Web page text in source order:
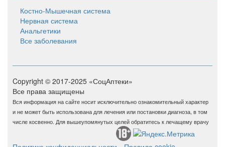
Костно-Мышечная система
Нервная система
Анальгетики
Все заболевания
Copyright © 2017-2025 «СоцАптеки»
Все права защищены
Вся информация на сайте носит исключительно ознакомительный характер
и не может быть использована для лечения или постановки диагноза, в том
числе косвенно. Для вышеупомянутых целей обратитесь к лечащему врачу